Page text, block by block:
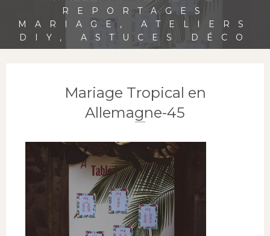
REPORTAGES
MARIAGE, ATELIERS
DIY, ASTUCES DÉCO
Mariage Tropical en
Allemagne-45